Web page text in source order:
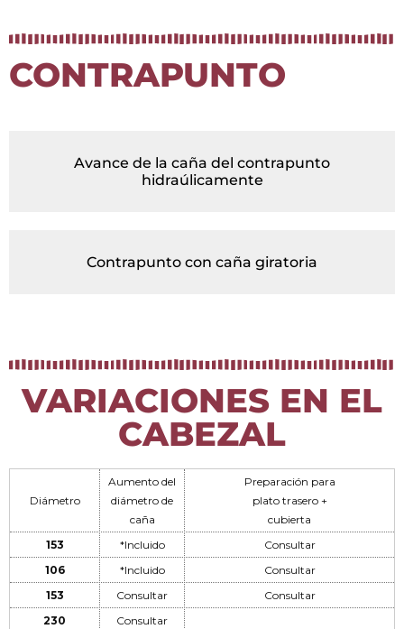
CONTRAPUNTO
Avance de la caña del contrapunto
hidraúlicamente
Contrapunto con caña giratoria
VARIACIONES EN EL
CABEZAL
Diámetro
Aumento del
diámetro de
caña
Preparación para
plato trasero +
cubierta
153
*Incluido
Consultar
106
*Incluido
Consultar
153
Consultar
Consultar
230
Consultar